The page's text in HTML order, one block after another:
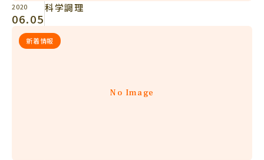
2020
06.05
科学調理
No Image
新着情報